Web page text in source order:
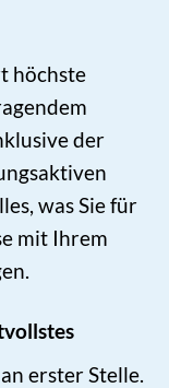
höchste
der
was Sie für
mit Ihrem
erster Stelle.